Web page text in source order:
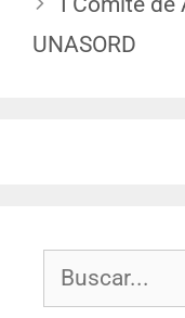
UNASORD